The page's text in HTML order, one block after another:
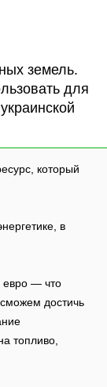
земель.
для
который
в
евро — что
достичь
топливо,